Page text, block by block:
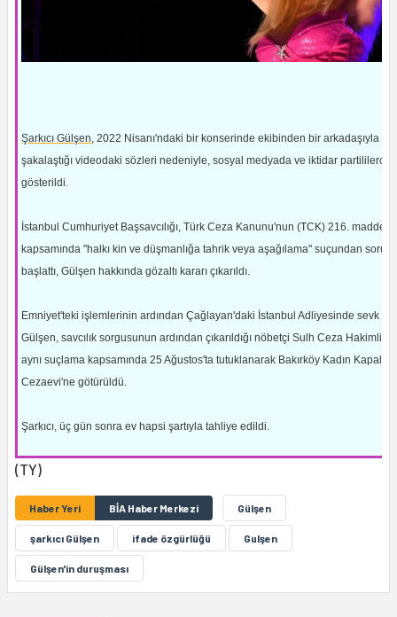
Şarkıcı Gülşen, 2022 Nisanı'ndaki bir konserinde ekibinden bir arkadaşıyla
şakalaştığı videodaki sözleri nedeniyle, sosyal medyada ve iktidar partililerce
gösterildi.
İstanbul Cumhuriyet Başsavcılığı, Türk Ceza Kanunu'nun (TCK) 216. maddesi
kapsamında "halkı kin ve düşmanlığa tahrik veya aşağılama" suçundan
başlattı, Gülşen hakkında gözaltı kararı çıkarıldı.
Emniyet'teki işlemlerinin ardından Çağlayan'daki İstanbul Adliyesinde sevk
Gülşen, savcılık sorgusunun ardından çıkarıldığı nöbetçi Sulh Ceza
aynı suçlama kapsamında 25 Ağustos'ta tutuklanarak Bakırköy Kadın Kapalı
Cezaevi'ne götürüldü.
Şarkıcı, üç gün sonra ev hapsi şartıyla tahliye edildi.
(TY)
Haber Yeri BİA Haber Merkezi Gülşen
şarkıcı Gülşen ifade özgürlüğü Gulşen
Gülşen'in duruşması